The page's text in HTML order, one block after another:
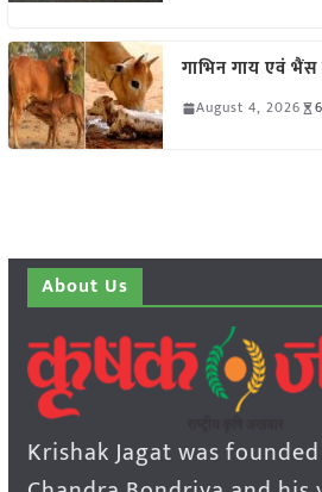
गाभिन गाय एवं
August 4, 2026
About Us
Krishak Jagat was